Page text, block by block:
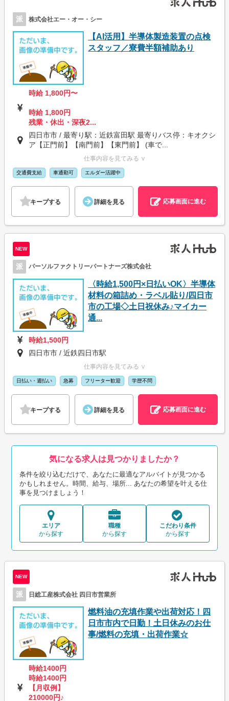
派 株式会社エー・オー・シー
【AI活用】半導体製造装置の点検
スタッフ／寮費半額補助あり
時給 1,800円〜
時給 1,800円
残業・休出・深夜2...
四日市市 / 最寄り駅：近鉄富田駅 最寄りバス停：キオクシ
ア【正門前】【南門前】【東門前】 (車で...
仕事内容を見てみる ∨
交通費支給 車通勤可 エルダー活躍中
キープする 詳細を見る 応募画面に進む
NEW
派 パーソルファクトリーパートナーズ株式会社
〈時給1,500円×日払いOK〉半導体
材料の箱詰め・ラベル貼り/四日市
市の工場◇土日祝休み♪マイカー
通...
時給1,500円
四日市市 / 近鉄四日市駅
仕事内容を見てみる ∨
日払い・週払い 急募 フリーター歓迎 学歴不問
キープする 詳細を見る 応募画面に進む
気になる求人は見つかりましたか？
条件を絞り込むだけで、あなたに最適なアルバイトが見つかる
かもしれません。時間、給与、場所... あなたの希望を叶える仕
事を見つけましょう！
エリア
から探す
職種
から探す
こだわり条件
から探す
NEW
派 日総工産株式会社 四日市営業所
燃料油の充填作業や出荷対応！四
日市市内で日勤！土日休みのお仕
事/燃料の充填・出荷作業☆
時給1400円
時給1400円
【月収例】
210000円♪